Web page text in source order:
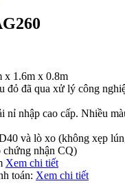
x 1.6m x 0.8m
đỏ đã qua xử lý công
nỉ nhập cao cấp. Nhiều
và lò xo (không xẹp
chứng nhận CQ)
Xem chi tiết
toán: Xem chi tiết